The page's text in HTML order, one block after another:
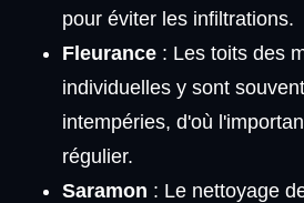
pour éviter les infiltrations.
Fleurance: Les toits des
individuelles y sont
intempéries, d'où
régulier.
Saramon : Le nettoyage